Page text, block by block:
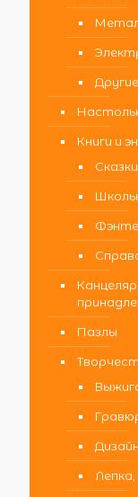
Книги и
Пазлы
Дизайн